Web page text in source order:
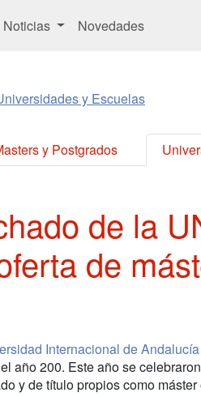
Noticias Novedades
y Escuelas
y Postgrados
de la
de
Internacional de Andalucía
año 200. Este año se
y de título propios como